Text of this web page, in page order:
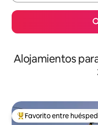
Alojamientos
De los mejores en
Favorito entre